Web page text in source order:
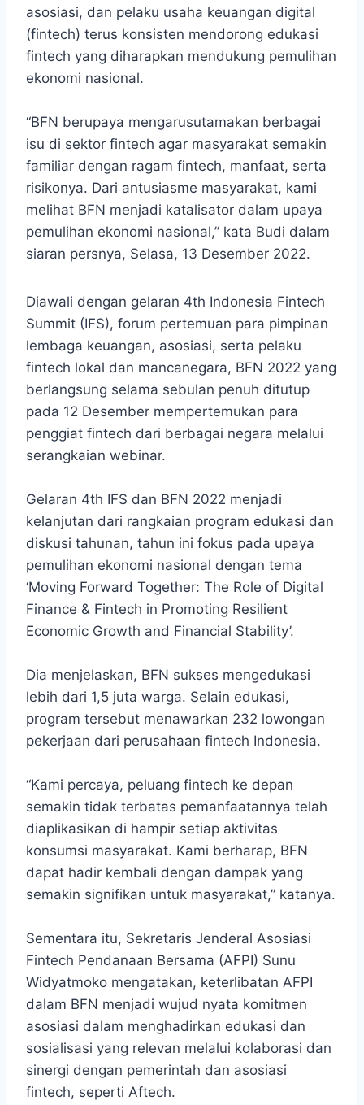
asosiasi, dan pelaku usaha keuangan digital
(fintech) terus konsisten mendorong edukasi
fintech yang diharapkan mendukung pemulihan
ekonomi nasional.
“BFN berupaya mengarusutamakan berbagai
isu di sektor fintech agar masyarakat semakin
familiar dengan ragam fintech, manfaat, serta
risikonya. Dari antusiasme masyarakat, kami
melihat BFN menjadi katalisator dalam upaya
pemulihan ekonomi nasional,” kata Budi dalam
siaran persnya, Selasa, 13 Desember 2022.
Diawali dengan gelaran 4th Indonesia Fintech
Summit (IFS), forum pertemuan para pimpinan
lembaga keuangan, asosiasi, serta pelaku
fintech lokal dan mancanegara, BFN 2022 yang
berlangsung selama sebulan penuh ditutup
pada 12 Desember mempertemukan para
penggiat fintech dari berbagai negara melalui
serangkaian webinar.
Gelaran 4th IFS dan BFN 2022 menjadi
kelanjutan dari rangkaian program edukasi dan
diskusi tahunan, tahun ini fokus pada upaya
pemulihan ekonomi nasional dengan tema
‘Moving Forward Together: The Role of Digital
Finance & Fintech in Promoting Resilient
Economic Growth and Financial Stability’.
Dia menjelaskan, BFN sukses mengedukasi
lebih dari 1,5 juta warga. Selain edukasi,
program tersebut menawarkan 232 lowongan
pekerjaan dari perusahaan fintech Indonesia.
“Kami percaya, peluang fintech ke depan
semakin tidak terbatas pemanfaatannya telah
diaplikasikan di hampir setiap aktivitas
konsumsi masyarakat. Kami berharap, BFN
dapat hadir kembali dengan dampak yang
semakin signifikan untuk masyarakat,” katanya.
Sementara itu, Sekretaris Jenderal Asosiasi
Fintech Pendanaan Bersama (AFPI) Sunu
Widyatmoko mengatakan, keterlibatan AFPI
dalam BFN menjadi wujud nyata komitmen
asosiasi dalam menghadirkan edukasi dan
sosialisasi yang relevan melalui kolaborasi dan
sinergi dengan pemerintah dan asosiasi
fintech, seperti Aftech.